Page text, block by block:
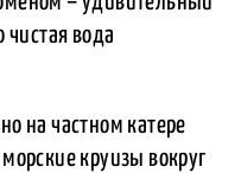
вода
на частном катере
круизы вокруг